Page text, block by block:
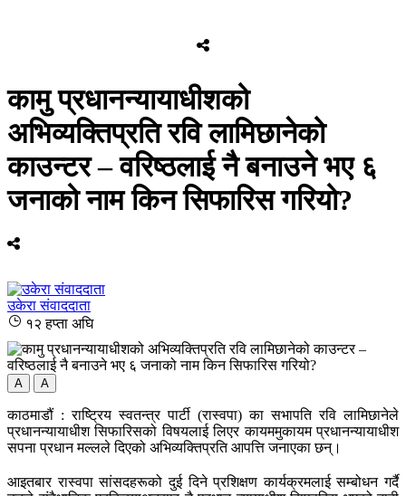
कामु प्रधानन्यायाधीशको
अभिव्यक्तिप्रति रवि लामिछानेको
काउन्टर – वरिष्ठलाई नै बनाउने भए ६
जनाको नाम किन सिफारिस गरियो?
उकेरा संवाददाता
१२ हप्ता अघि
A A
काठमाडौं : राष्ट्रिय स्वतन्त्र पार्टी (रास्वपा) का सभापति रवि लामिछानेले
प्रधानन्यायाधीश सिफारिसको विषयलाई लिएर कायममुकायम प्रधानन्यायाधीश
सपना प्रधान मल्लले दिएको अभिव्यक्तिप्रति आपत्ति जनाएका छन्।
आइतबार रास्वपा सांसदहरूको दुई दिने प्रशिक्षण कार्यक्रमलाई सम्बोधन गर्दै